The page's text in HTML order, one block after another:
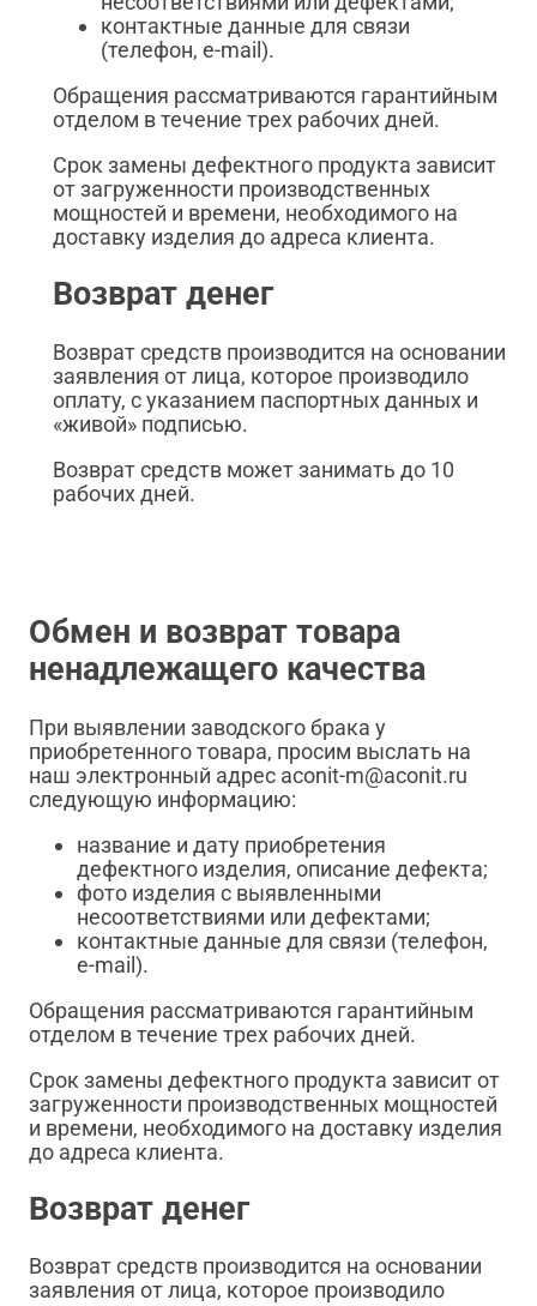
контактные данные для связи
(телефон, e-mail).
Обращения рассматриваются гарантийным
отделом в течение трех рабочих дней.
Срок замены дефектного продукта зависит
от загруженности производственных
мощностей и времени, необходимого на
доставку изделия до адреса клиента.
Возврат денег
Возврат средств производится на основании
заявления от лица, которое производило
оплату, с указанием паспортных данных и
«живой» подписью.
Возврат средств может занимать до 10
рабочих дней.
Обмен и возврат товара
ненадлежащего качества
При выявлении заводского брака у
приобретенного товара, просим выслать на
наш электронный адрес aconit-m@aconit.ru
следующую информацию:
название и дату приобретения
дефектного изделия, описание дефекта;
фото изделия с выявленными
несоответствиями или дефектами;
контактные данные для связи (телефон,
e-mail).
Обращения рассматриваются гарантийным
отделом в течение трех рабочих дней.
Срок замены дефектного продукта зависит от
загруженности производственных мощностей
и времени, необходимого на доставку изделия
до адреса клиента.
Возврат денег
Возврат средств производится на основании
заявления от лица, которое производило